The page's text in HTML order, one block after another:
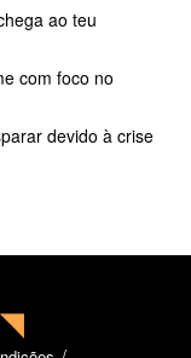
ao teu
com foco no
devido à crise